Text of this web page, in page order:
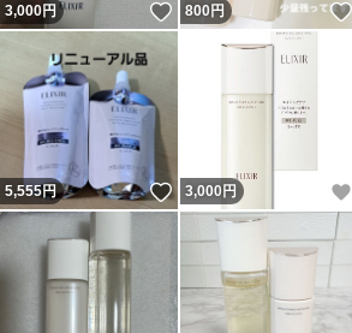
3,000円 いいね！
800円
5,555円 いいね！
3,000 円